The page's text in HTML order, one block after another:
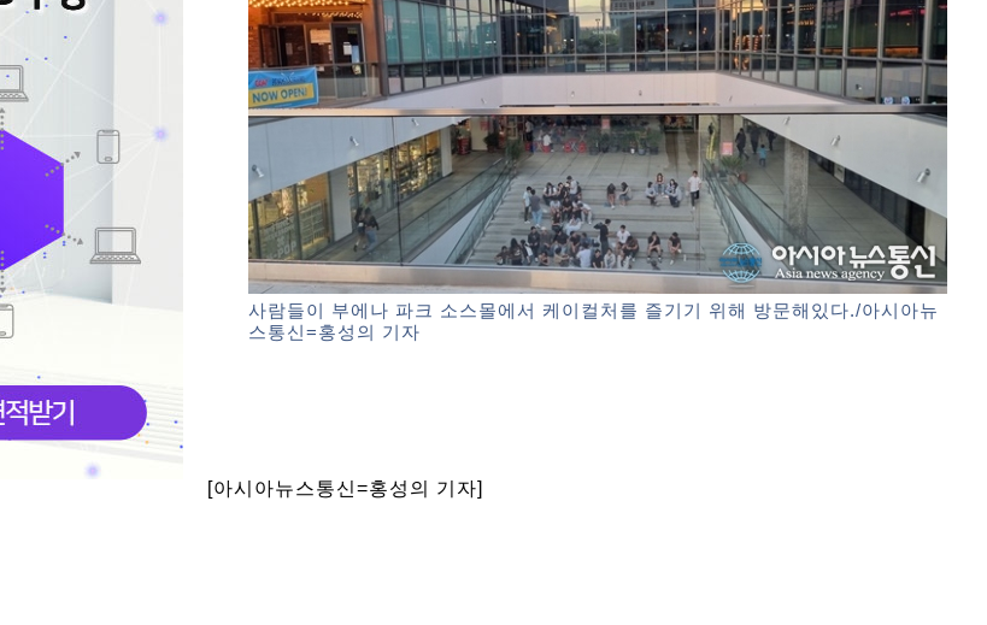
사람들이 부에나 파크 소스몰에서 케이컬처를 즐기기 위해 방문해있다./아시아뉴
스통신=홍성의 기자
[아시아뉴스통신=홍성의 기자]